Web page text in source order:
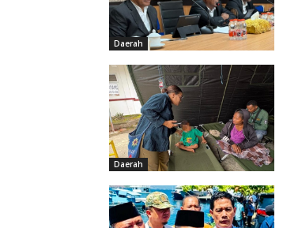
Daerah
Daerah